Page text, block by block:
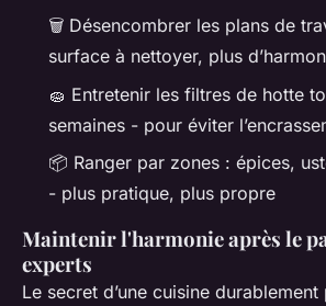
🗑️ Désencombrer les plans de
surface à nettoyer, plus
🧽 Entretenir les filtres de hotte
semaines - pour éviter
📦 Ranger par zones : épices,
- plus pratique, plus propre
Maintenir l'harmonie après le
experts
Le secret d’une cuisine durablement